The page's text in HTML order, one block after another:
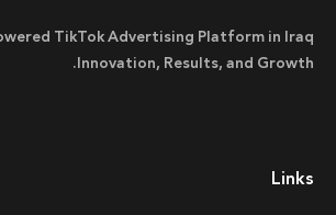
TikTok Advertising Platform in Iraq.
Innovation, Results, and Growth.
Links